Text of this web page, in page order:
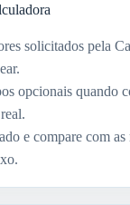
solicitados pela
opcionais quando
e compare com as